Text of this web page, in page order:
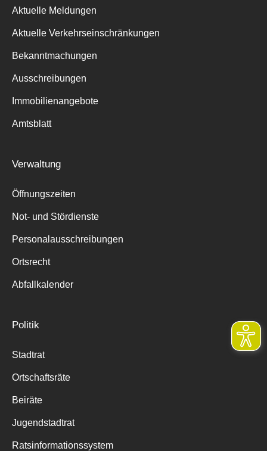
Aktuelle Meldungen
Aktuelle Verkehrseinschränkungen
Bekanntmachungen
Ausschreibungen
Immobilienangebote
Amtsblatt
Verwaltung
Öffnungszeiten
Not- und Stördienste
Personalausschreibungen
Ortsrecht
Abfallkalender
Politik
Stadtrat
Ortschaftsräte
Beiräte
Jugendstadtrat
Ratsinformationssystem